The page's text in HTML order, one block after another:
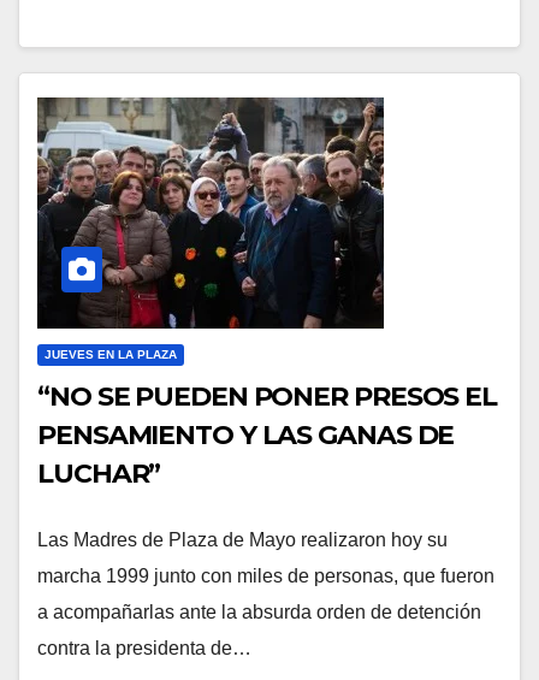
JUEVES EN LA PLAZA
“NO SE PUEDEN PONER PRESOS EL
PENSAMIENTO Y LAS GANAS DE
LUCHAR”
Las Madres de Plaza de Mayo realizaron hoy su
marcha 1999 junto con miles de personas, que fueron
a acompañarlas ante la absurda orden de detención
contra la presidenta de…